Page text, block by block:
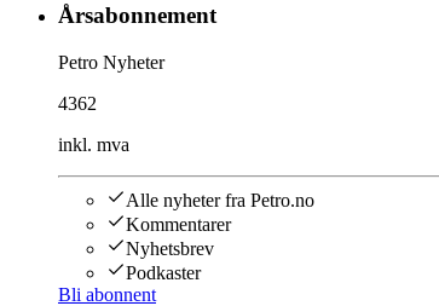
Årsabonnement
Petro Nyheter
4362
inkl. mva
Alle nyheter fra Petro.no
Kommentarer
Nyhetsbrev
Podkaster
Bli abonnent